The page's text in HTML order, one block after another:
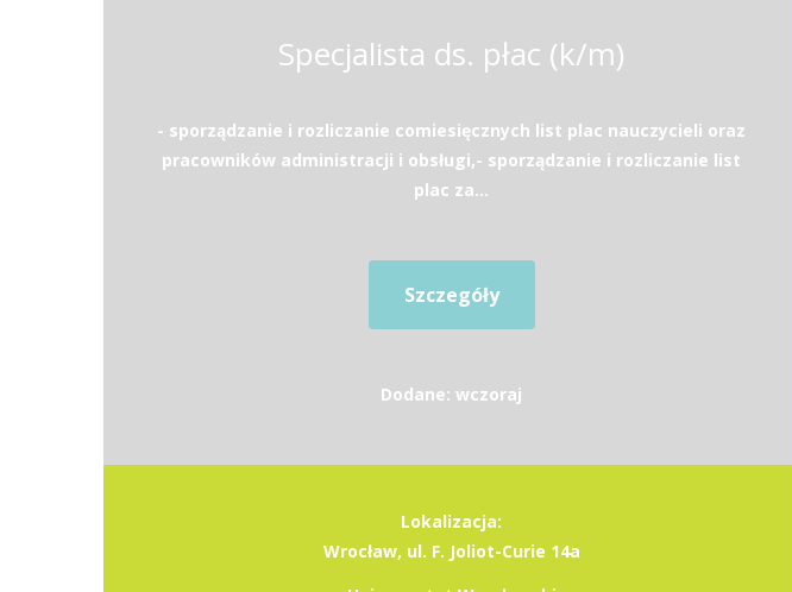
Specjalista ds. płac (k/m)
- sporządzanie i rozliczanie comiesięcznych list plac nauczycieli oraz
pracowników administracji i obsługi,- sporządzanie i rozliczanie list
plac za...
Szczegóły
Dodane: wczoraj
Lokalizacja:
Wrocław, ul. F. Joliot-Curie 14a